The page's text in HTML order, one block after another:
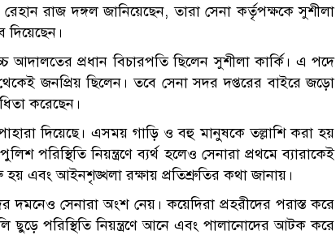
রাজ দঙ্গল জানিয়েছেন, তারা সেনা কর্তৃপক্ষকে সুশীলা
দিয়েছেন।
আদালতের প্রধান বিচারপতি ছিলেন সুশীলা কার্কি। এ পদে
জনপ্রিয় ছিলেন। তবে সেনা সদর দপ্তরের বাইরে জড়ো
করেছেন।
দিয়েছে। এসময় গাড়ি ও বহু মানুষকে তল্লাশি করা হয়
পরিস্থিতি নিয়ন্ত্রণে ব্যর্থ হলেও সেনারা প্রথমে ব্যারাকেই
এবং আইনশৃঙ্খলা রক্ষায় প্রতিশ্রুতির কথা জানায়।
দমনেও সেনারা অংশ নেয়। কয়েদিরা প্রহরীদের পরাস্ত করে
ছুড়ে পরিস্থিতি নিয়ন্ত্রণে আনে এবং পালানোদের আটক করে